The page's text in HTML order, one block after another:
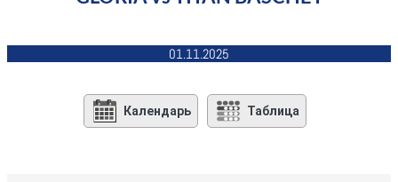
01.11.2025
Календарь Таблица